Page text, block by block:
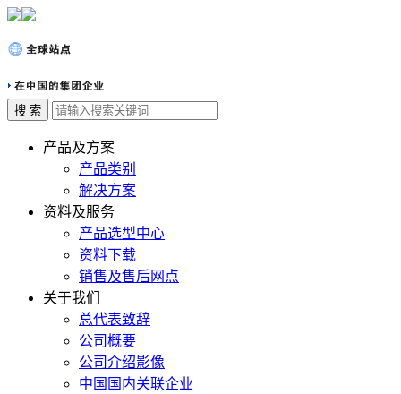
产品及方案
产品类别
解决方案
资料及服务
产品选型中心
资料下载
销售及售后网点
关于我们
总代表致辞
公司概要
公司介绍影像
中国国内关联企业